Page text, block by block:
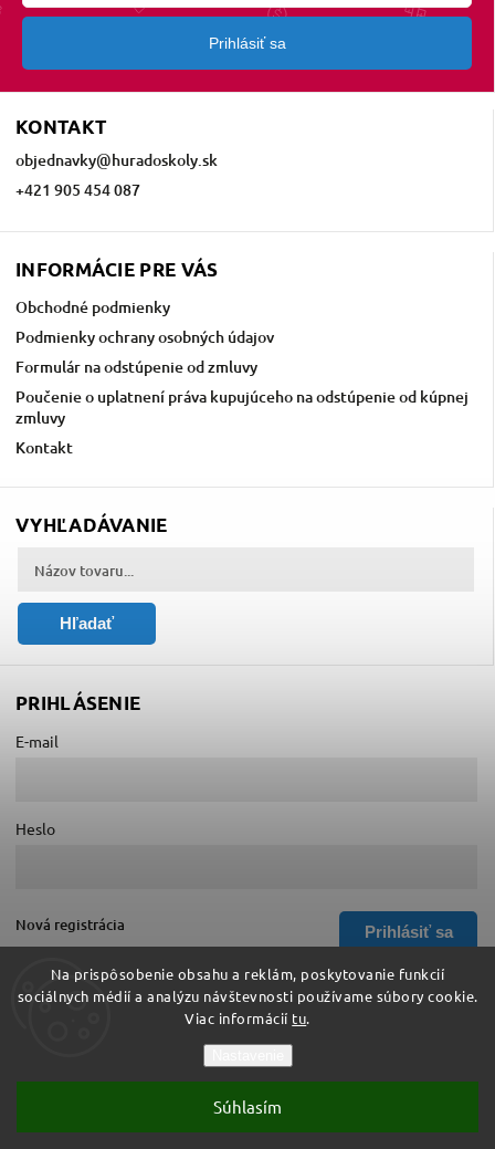
Na prispôsobenie obsahu a reklám, poskytovanie funkcií
sociálnych médií a analýzu návštevnosti používame súbory cookie.
Viac informácií tu.
Súhlasím
KONTAKT
objednavky@huradoskoly.sk
+421 905 454 087
INFORMÁCIE PRE VÁS
Obchodné podmienky
Podmienky ochrany osobných údajov
Formulár na odstúpenie od zmluvy
Poučenie o uplatnení práva kupujúceho na odstúpenie od kúpnej
zmluvy
Kontakt
Prihlásiť sa
VYHĽADÁVANIE
Hľadať
PRIHLÁSENIE
E-mail
Heslo
Prihlásiť sa
Nová registrácia
Zabudnuté heslo
Hurá do školy. Všetky práva vyhradené.
Upraviť nastavenie cookies
Shoptet| Design